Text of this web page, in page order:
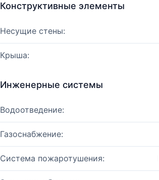
Конструктивные элементы
Несущие стены:
Крыша:
Инженерные системы
Водоотведение:
Газоснабжение:
Система пожаротушения: